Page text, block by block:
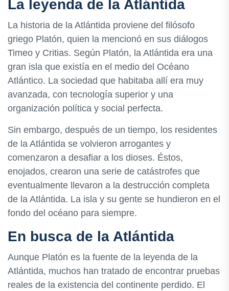
La leyenda de la Atlántida
La historia de la Atlántida proviene del filósofo
griego Platón, quien la mencionó en sus diálogos
Timeo y Critias. Según Platón, la Atlántida era una
gran isla que existía en el medio del Océano
Atlántico. La sociedad que habitaba allí era muy
avanzada, con tecnología superior y una
organización política y social perfecta.
Sin embargo, después de un tiempo, los residentes
de la Atlántida se volvieron arrogantes y
comenzaron a desafiar a los dioses. Éstos,
enojados, crearon una serie de catástrofes que
eventualmente llevaron a la destrucción completa
de la Atlántida. La isla y su gente se hundieron en el
fondo del océano para siempre.
En busca de la Atlántida
Aunque Platón es la fuente de la leyenda de la
Atlántida, muchos han tratado de encontrar pruebas
reales de la existencia del continente perdido. El